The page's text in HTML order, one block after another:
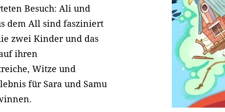
Besuch: Ali und
dem All sind fasziniert
zwei Kinder und das
ihren
Witze und
für Sara und Samu